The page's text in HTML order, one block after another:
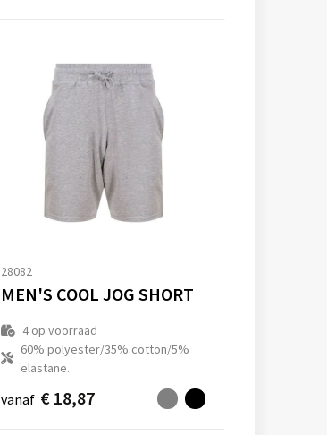
28082
MEN'S COOL JOG SHORT
4op voorraad
60% polyester/35% cotton/5%
elastane.
vanaf € 18,87